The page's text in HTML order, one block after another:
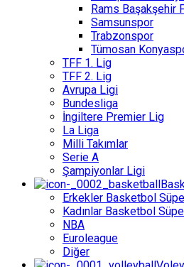
Rams Başakşehir
Samsunspor
Trabzonspor
Tümosan
TFF 1. Lig
TFF 2. Lig
Avrupa Ligi
Bundesliga
İngiltere Premier Lig
La Liga
Milli Takımlar
Serie A
Şampiyonlar Ligi
Erkekler Basketbol
Kadınlar Basketbol
NBA
Euroleague
Diğer